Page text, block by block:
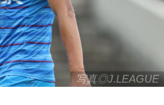
写真◎J.LEAGUE